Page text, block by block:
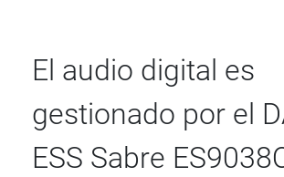
El audio digital es
gestionado por el
ESS Sabre